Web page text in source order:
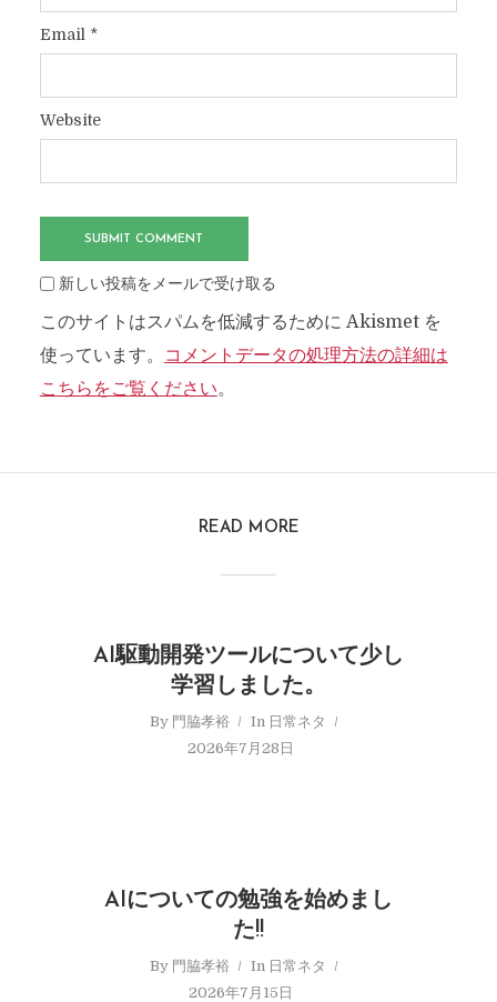
Email *
Website
新しい投稿をメールで受け取る
このサイトはスパムを低減するために Akismet を
使っています。
コメントデータの処理方法の詳細は
こちらをご覧ください。
READ MORE
AI駆動開発ツールについて少し
学習しました。
By 門脇孝裕 In 日常ネタ
2026年7月28日
AIについての勉強を始めまし
た!!
By 門脇孝裕 In 日常ネタ
2026年7月15日